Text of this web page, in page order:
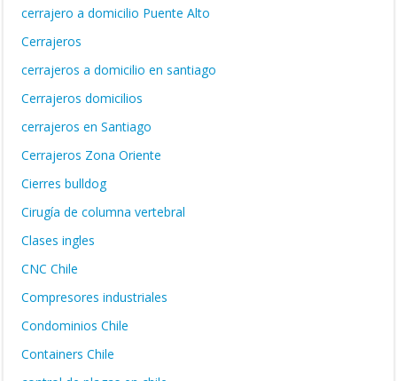
cerrajero a domicilio Puente Alto
Cerrajeros
cerrajeros a domicilio en santiago
Cerrajeros domicilios
cerrajeros en Santiago
Cerrajeros Zona Oriente
Cierres bulldog
Cirugía de columna vertebral
Clases ingles
CNC Chile
Compresores industriales
Condominios Chile
Containers Chile